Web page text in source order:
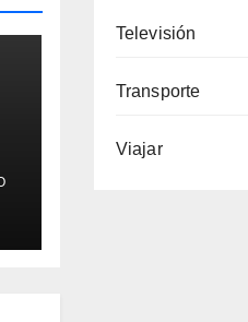
Televisión
Transporte
Viajar